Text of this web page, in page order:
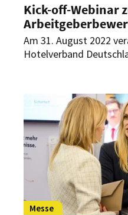
Kick-off-Webinar
Am 31. August 2022
Hotelverband
interessierten
Überblick zum
(negativen)
Messe